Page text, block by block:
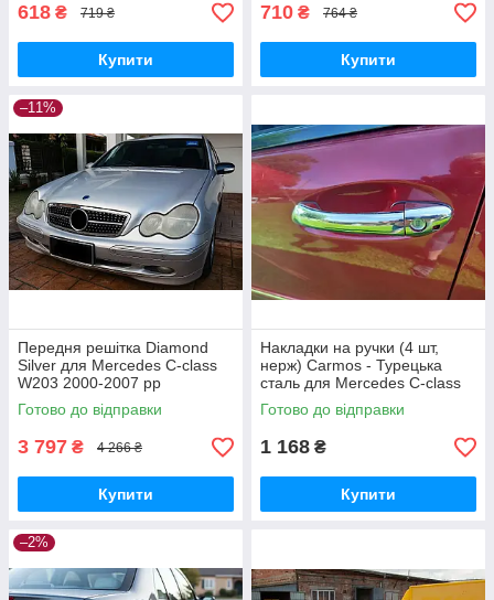
618 ₴ 719 ₴
Купити
710 ₴ 764 ₴
Купити
–11%
Передня решітка Diamond
Silver для Mercedes C-class
W203 2000-2007 рр
Готово до відправки
3 797 ₴ 4 266 ₴
Купити
Накладки на ручки (4 шт,
нерж) Carmos - Турецька
сталь для Mercedes C-class
W203 2000-2007 рр
Готово до відправки
1 168 ₴
Купити
–2%